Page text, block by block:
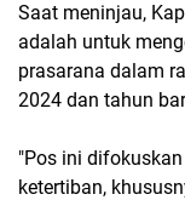
Saat meninjau,
adalah untuk
prasarana dalam
2024 dan tahun
"Pos ini
ketertiban,